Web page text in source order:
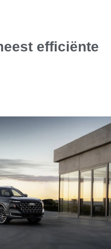
efficiënte